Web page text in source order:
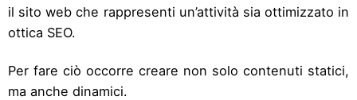
il sito web che rappresenti un’attività sia ottimizzato in
ottica SEO.
Per fare ciò occorre creare non solo contenuti statici,
ma anche dinamici.